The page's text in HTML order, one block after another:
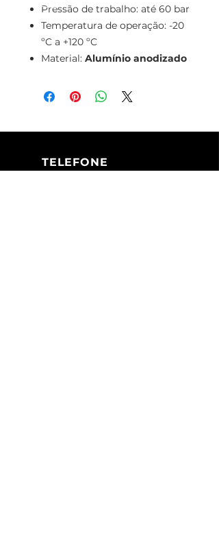
Pressão de trabalho: até 60 bar
Temperatura de operação: -20
ºC a +120 ºC
Material: Alumínio anodizado
TELEFONE